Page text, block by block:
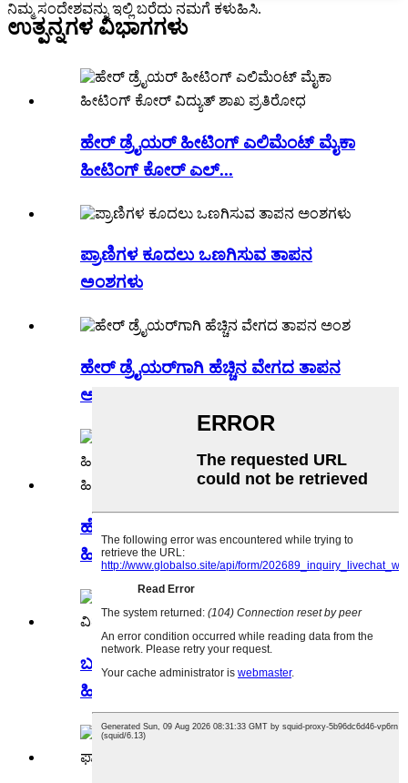
ನಿಮ್ಮ ಸಂದೇಶವನ್ನು ಇಲ್ಲಿ ಬರೆದು ನಮಗೆ ಕಳುಹಿಸಿ.
ಉತ್ಪನ್ನಗಳ ವಿಭಾಗಗಳು
ಹೇರ್ ಡ್ರೈಯರ್ ಹೀಟಿಂಗ್ ಎಲಿಮೆಂಟ್ ಮೈಕಾ
ಹೀಟಿಂಗ್ ಕೋರ್ ಎಲ್...
ಪ್ರಾಣಿಗಳ ಕೂದಲು ಒಣಗಿಸುವ ತಾಪನ
ಅಂಶಗಳು
ಹೇರ್ ಡ್ರೈಯರ್‌ಗಾಗಿ ಹೆಚ್ಚಿನ ವೇಗದ ತಾಪನ
ಅಂಶ
ಹೇರ್ ಡ್ರೈಯರ್ ಹೀಟಿಂಗ್ ಎಲಿಮೆಂಟ್, ಮೈಕಾ
ಹೀಟರ್, ಪೆಟ್ ಡ್ರೈ...
ಬಟ್ಟೆ ಡ್ರೈಯರ್ ತಾಪನ ತಂತಿ, ಒಣಗಿಸುವ
ಹೀಟರ್, ವಿದ್ಯುತ್...